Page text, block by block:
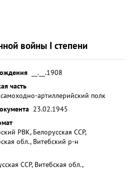
войны I степени
__.__.1908
часть
артиллерийский полк
23.02.1945
РВК, Белорусская ССР,
обл., Витебский р-н
ССР, Витебская обл.,